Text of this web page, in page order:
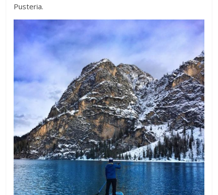
Pusteria.